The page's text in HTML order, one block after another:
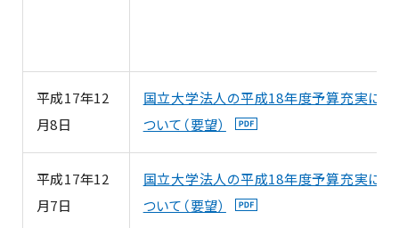
平成17年12
月8日
国立大学法人の平成18年度予算充実に
ついて（要望）
平成17年12
月7日
国立大学法人の平成18年度予算充実に
ついて（要望）